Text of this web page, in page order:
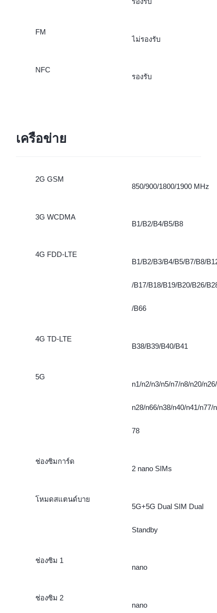
FM
ไม่รองรับ
NFC
รองรับ
เครือข่าย
2G GSM
850/900/1800/1900 MHz
3G WCDMA
B1/B2/B4/B5/B8
4G FDD-LTE
B1/B2/B3/B4/B5/B7/B8/
/B17/B18/B19/B20/B26/
/B66
4G TD-LTE
B38/B39/B40/B41
5G
n1/n2/n3/n5/n7/n8/n20/n26/
n28/n66/n38/n40/n41/n77/n
78
ช่องซิมการ์ด
2 nano SIMs
โหมดสแตนด์บาย
5G+5G Dual SIM Dual
Standby
ช่องซิม 1
nano
ช่องซิม 2
nano